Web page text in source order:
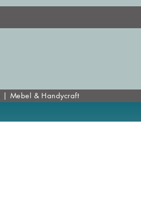
| Mebel & Handycraft